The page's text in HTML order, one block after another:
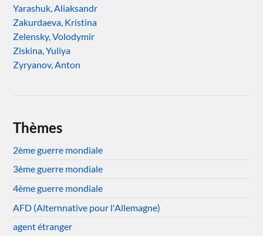
Yarashuk, Aliaksandr
Zakurdaeva, Kristina
Zelensky, Volodymir
Ziskina, Yuliya
Zyryanov, Anton
Thèmes
2ème guerre mondiale
3ème guerre mondiale
4ème guerre mondiale
AFD (Alternnative pour l'Allemagne)
agent étranger